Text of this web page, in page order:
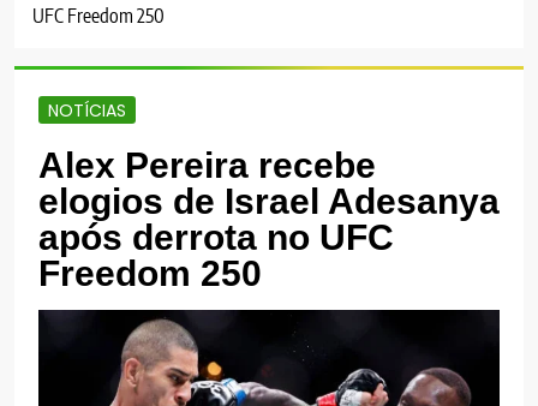
UFC Freedom 250
NOTÍCIAS
Alex Pereira recebe
elogios de Israel Adesanya
após derrota no UFC
Freedom 250